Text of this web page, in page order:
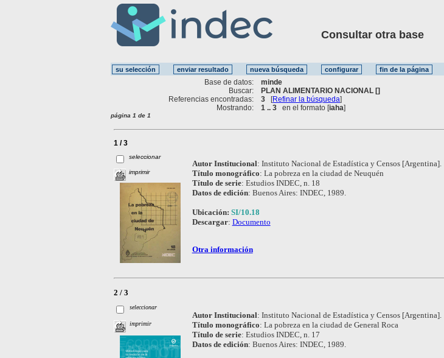
Consultar otra base
Base de datos:
minde
Buscar:
PLAN ALIMENTARIO NACIONAL []
Referencias encontradas:
3 [Refinar la búsqueda]
Mostrando:
1 .. 3 en el formato [iaha]
página 1 de 1
1 / 3
seleccionar
imprimir
Autor Institucional: Instituto Nacional de Estadística y Censos [Argentina].
Título monográfico: La pobreza en la ciudad de Neuquén
Título de serie: Estudios INDEC, n. 18
Datos de edición: Buenos Aires: INDEC, 1989.
Ubicación: SI/10.18
Descargar: Documento
Otra información
2 / 3
seleccionar
imprimir
Autor Institucional: Instituto Nacional de Estadística y Censos [Argentina].
Título monográfico: La pobreza en la ciudad de General Roca
Título de serie: Estudios INDEC, n. 17
Datos de edición: Buenos Aires: INDEC, 1989.